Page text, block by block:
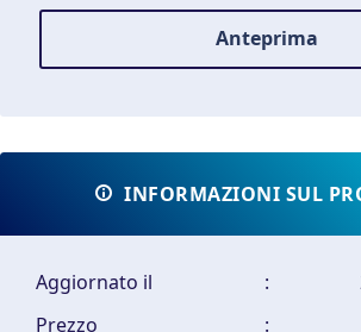
Anteprima
INFORMAZIONI SUL
Aggiornato il :
Prezzo
: